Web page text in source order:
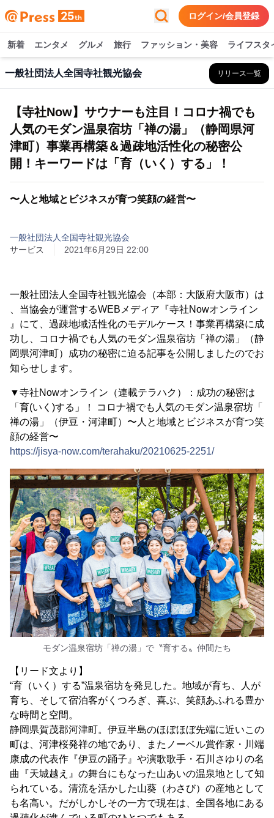
ログイン/会員登録
新着 エンタメ グルメ 旅行 ファッション・美容 ライフスタ
一般社団法人全国寺社観光協会 リリース一覧
【寺社Now】サウナーも注目！コロナ禍でも
人気のモダン温泉宿坊「禅の湯」（静岡県河
津町）事業再構築＆過疎地活性化の秘密公
開！キーワードは「育（いく）する」！
〜人と地域とビジネスが育つ笑顔の経営〜
一般社団法人全国寺社観光協会
サービス
2021年6月29日 22:00
一般社団法人全国寺社観光協会（本部：大阪府大阪市）は
、当協会が運営するWEBメディア『寺社Nowオンライン
』にて、過疎地域活性化のモデルケース！事業再構築に成
功し、コロナ禍でも人気のモダン温泉宿坊「禅の湯」（静
岡県河津町）成功の秘密に迫る記事を公開しましたのでお
知らせします。
▼寺社Nowオンライン（連載テラハク）：成功の秘密は
「育(いく)する」！ コロナ禍でも人気のモダン温泉宿坊「
禅の湯」（伊豆・河津町）〜人と地域とビジネスが育つ笑
顔の経営〜
https://jisya-now.com/terahaku/20210625-2251/
モダン温泉宿坊「禅の湯」で〝育する〟仲間たち
【リード文より】
“育（いく）する”温泉宿坊を発見した。地域が育ち、人が
育ち、そして宿泊客がくつろぎ、喜ぶ、笑顔あふれる豊か
な時間と空間。
静岡県賀茂郡河津町。伊豆半島のほぼほぼ先端に近いこの
町は、河津桜発祥の地であり、またノーベル賞作家・川端
康成の代表作『伊豆の踊子』や演歌歌手・石川さゆりの名
曲『天城越え』の舞台にもなった山あいの温泉地として知
られている。清流を活かした山葵（わさび）の産地として
も名高い。だがしかしその一方で現在は、全国各地にある